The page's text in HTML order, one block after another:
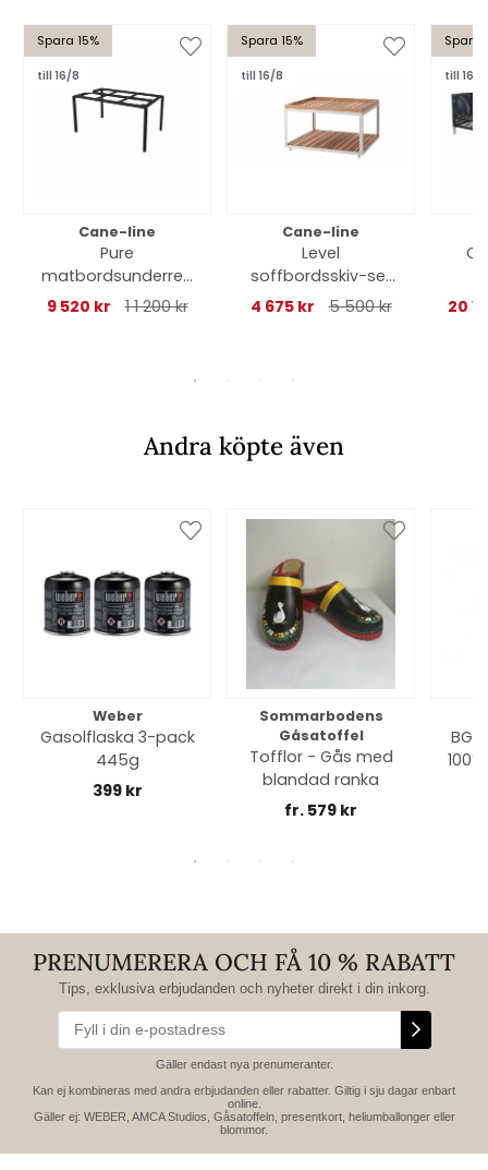
Spara 15%
till 16/8
Cane-line
Pure
matbordsunderred
e 150x90 cm - lava
9 520 kr 1 1 200 kr
Spara 15%
till 16/8
Cane-line
Level
soffbordsskiv-set
stor (2 st) - teak
4 675 kr 5 500 kr
Spara
till 16/8
20
Andra köpte även
Weber
Gasolflaska 3-pack
445g
399 kr
Sommarbodens
Gåsatoffel
Tofflor - Gås med
blandad ranka
fr. 579 kr
PRENUMERERA OCH FÅ 10 % RABATT
Tips, exklusiva erbjudanden och nyheter direkt i din inkorg.
Gäller endast nya prenumeranter.
Kan ej kombineras med andra erbjudanden eller rabatter. Giltig i sju dagar enbart
online.
Gäller ej: WEBER, AMCA Studios, Gåsatoffeln, presentkort, heliumballonger eller
blommor.